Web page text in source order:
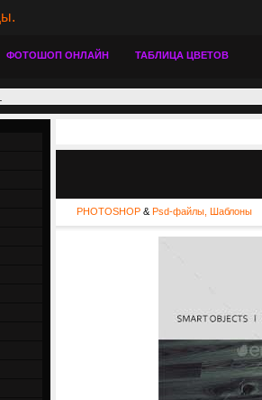
ФОТОШОП ОНЛАЙН ТАБЛИЦА ЦВЕТОВ
PHOTOSHOP & Psd-файлы, Шаблоны